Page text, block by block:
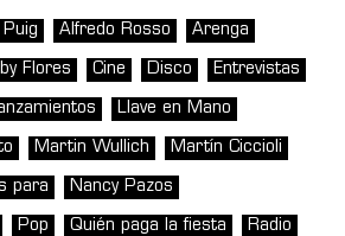
Alfredo Rosso Arenga
Flores Cine Disco Entrevistas
Llave en Mano
Martin Wullich Martín Ciccioli
para Nancy Pazos
Pop Quién paga la fiesta Radio